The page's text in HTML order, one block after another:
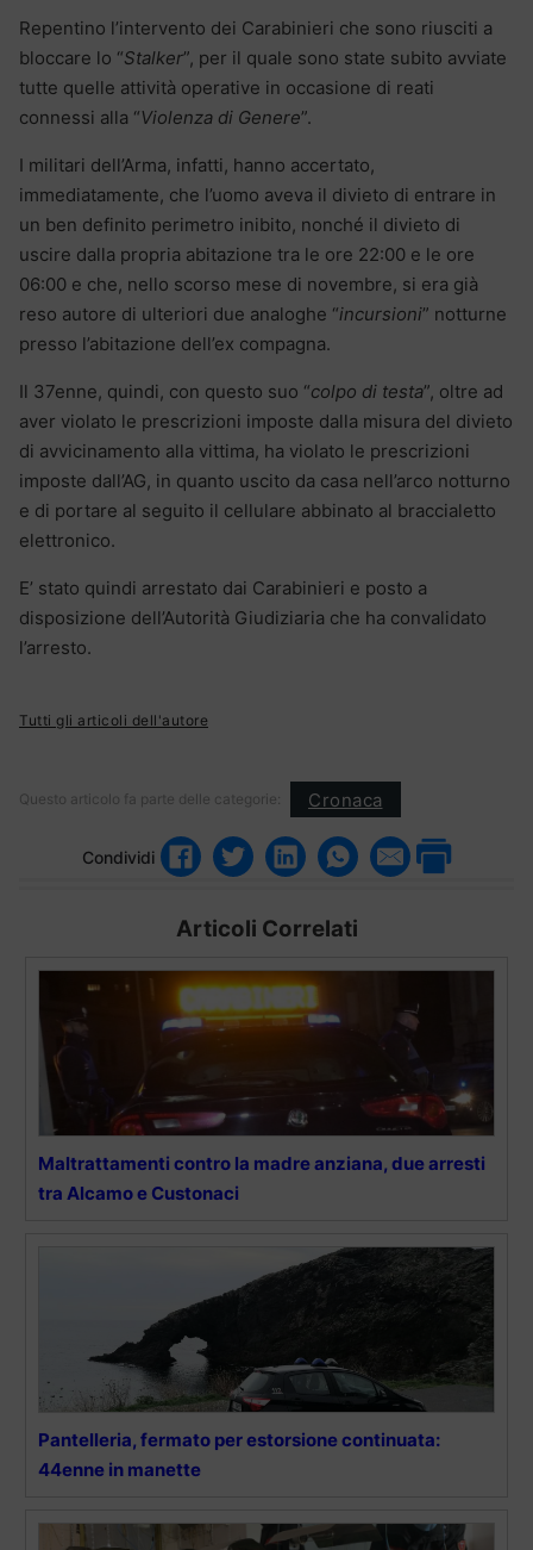
Repentino l’intervento dei Carabinieri che sono riusciti a
bloccare lo “Stalker”, per il quale sono state subito avviate
tutte quelle attività operative in occasione di reati
connessi alla “Violenza di Genere”.
I militari dell’Arma, infatti, hanno accertato,
immediatamente, che l’uomo aveva il divieto di entrare in
un ben definito perimetro inibito, nonché il divieto di
uscire dalla propria abitazione tra le ore 22:00 e le ore
06:00 e che, nello scorso mese di novembre, si era già
reso autore di ulteriori due analoghe “incursioni” notturne
presso l’abitazione dell’ex compagna.
Il 37enne, quindi, con questo suo “colpo di testa”, oltre ad
aver violato le prescrizioni imposte dalla misura del divieto
di avvicinamento alla vittima, ha violato le prescrizioni
imposte dall’AG, in quanto uscito da casa nell’arco notturno
e di portare al seguito il cellulare abbinato al braccialetto
elettronico.
E’ stato quindi arrestato dai Carabinieri e posto a
disposizione dell’Autorità Giudiziaria che ha convalidato
l’arresto.
Tutti gli articoli dell'autore
Questo articolo fa parte delle categorie: Cronaca
Condividi
Articoli Correlati
Maltrattamenti contro la madre anziana, due arresti
tra Alcamo e Custonaci
Pantelleria, fermato per estorsione continuata:
44enne in manette